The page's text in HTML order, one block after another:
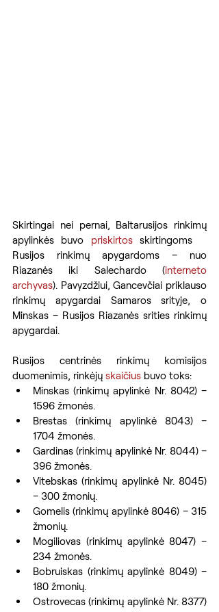
Skirtingai nei pernai, Baltarusijos rinkimų
apylinkės buvo priskirtos skirtingoms  ​​
Rusijos rinkimų apygardoms – nuo
Riazanės iki Salechardo (interneto
archyvas). Pavyzdžiui, Gancevčiai priklauso
rinkimų apygardai Samaros srityje, o
Minskas – Rusijos Riazanės srities rinkimų
apygardai.
Rusijos centrinės rinkimų komisijos
duomenimis, rinkėjų skaičius buvo toks:
Minskas (rinkimų apylinkė Nr. 8042) –
1596 žmonės.
Brestas (rinkimų apylinkė 8043) –
1704 žmonės.
Gardinas (rinkimų apylinkė Nr. 8044) –
396 žmonės.
Vitebskas (rinkimų apylinkė Nr. 8045)
– 300 žmonių.
Gomelis (rinkimų apylinkė 8046) – 315
žmonių.
Mogiliovas (rinkimų apylinkė 8047) –
234 žmonės.
Bobruiskas (rinkimų apylinkė 8049) –
180 žmonių.
Ostrovecas (rinkimų apylinkė Nr. 8377)